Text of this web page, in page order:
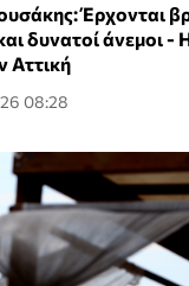
Έρχονται
δυνατοί άνεμοι -
Αττική
08:28